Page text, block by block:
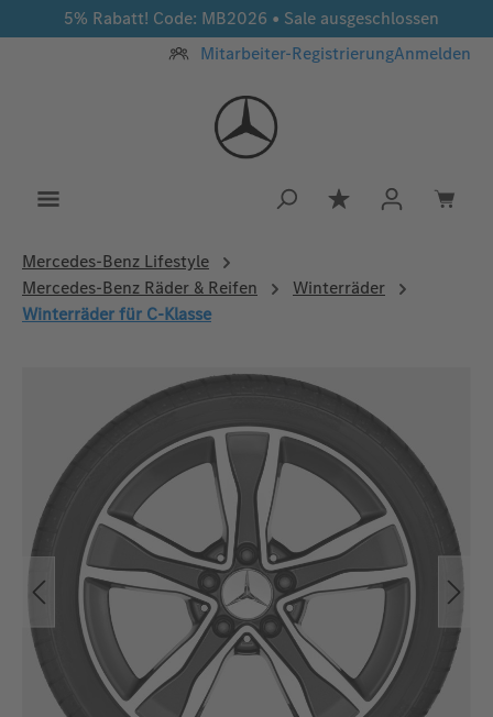
Zum Hauptinhalt springen
5% Rabatt! Code: MB2026 • Sale ausgeschlossen
Mitarbeiter-RegistrierungAnmelden
Du hast 0
Mercedes‑Benz Lifestyle
Mercedes-Benz Räder & Reifen
Winterräder
Winterräder für C-Klasse
Bildergalerie überspringen